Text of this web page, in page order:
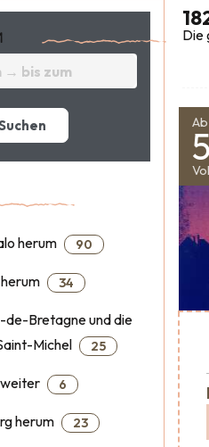
herum 90
34
de-Bretagne und die
Michel
25
weiter 6
herum 23
Die
Ab